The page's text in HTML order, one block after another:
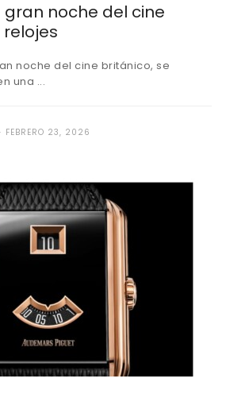
gran noche del cine
noche del cine británico, se
una ...
FEBRERO 23, 2026